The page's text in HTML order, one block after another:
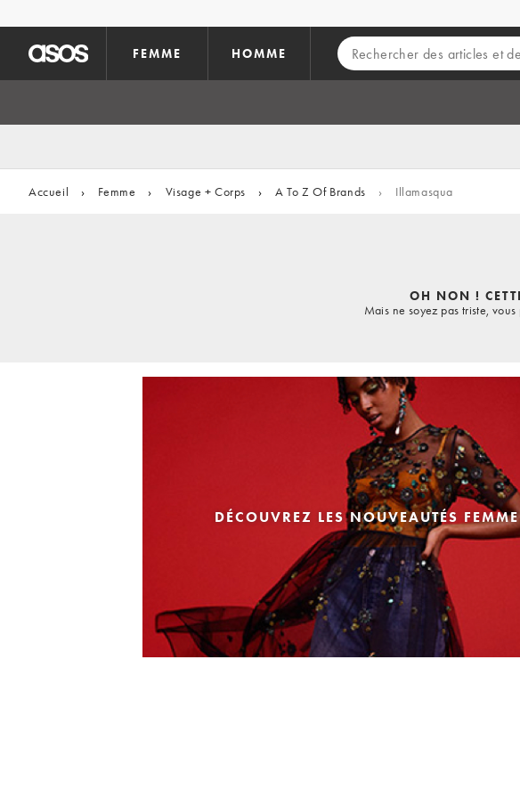
FEMME HOMME
Accueil › Femme › Visage + Corps › A To Z Of Brands › Illamasqua
OH NON !
Mais ne soyez pas triste,
DÉCOUVREZ LES NOUVEAUTÉS FEMME